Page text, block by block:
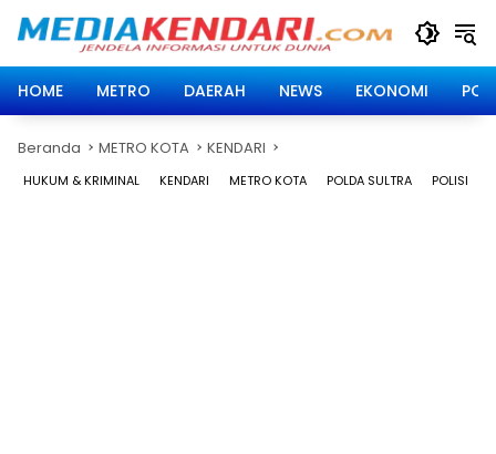
HOME
METRO DAERAH NEWS EKONOMI
Beranda METRO KOTA KENDARI
HUKUM & KRIMINAL KENDARI METRO KOTA POLDA SULTRA POLISI